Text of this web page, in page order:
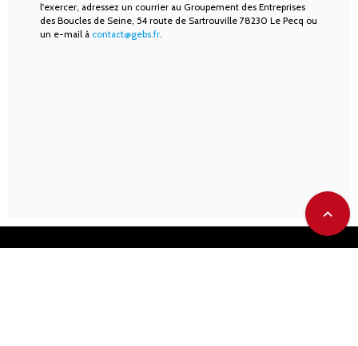
l'exercer, adressez un courrier au Groupement des Entreprises
des Boucles de Seine, 54 route de Sartrouville 78230 Le Pecq ou
un e-mail à contact@gebs.fr
expand_less